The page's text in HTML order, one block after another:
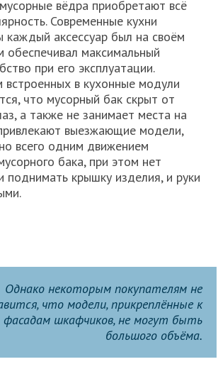
вёдра приобретают всё
Современные кухни
каждый аксессуар был на своём
обеспечивал максимальный
при его эксплуатации.
встроенных в кухонные модули
что мусорный бак скрыт от
а также не занимает места на
выезжающие модели,
всего одним движением
бака, при этом нет
поднимать крышку изделия, и руки
Однако некоторым покупателям не
что модели, прикреплённые к
фасадам шкафчиков, не могут быть
большого объёма.